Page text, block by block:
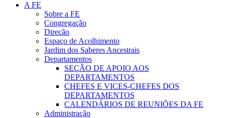
A FE
Sobre a FE
Congregação
Direção
Espaço de Acolhimento
Jardim dos Saberes Ancestrais
Departamentos
SEÇÃO DE APOIO AOS
DEPARTAMENTOS
CHEFES E VICES-CHEFES DOS
DEPARTAMENTOS
CALENDÁRIOS DE REUNIÕES DA FE
Administração